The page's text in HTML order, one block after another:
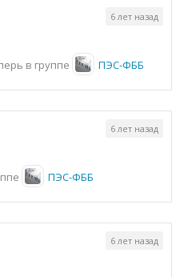
в группе ПЭС-ФББ
6 лет назад
ПЭС-ФББ
6 лет назад
6 лет назад